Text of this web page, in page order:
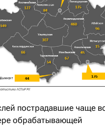
пострадавшие чаще
обрабатывающей